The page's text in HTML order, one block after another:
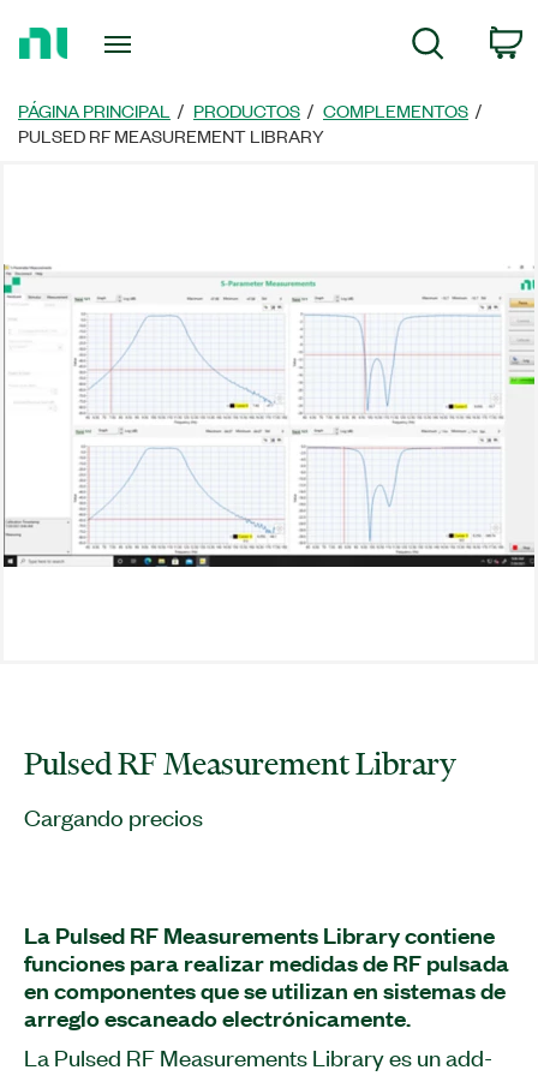
página
principal
Búsqueda
PÁGINA PRINCIPAL PRODUCTOS
COMPLEMENTOS
PULSED RF MEASUREMENT LIBRARY
Pulsed RF Measurement Library
Cargando precios
La Pulsed RF Measurements Library contiene
funciones para realizar medidas de RF pulsada
en componentes que se utilizan en sistemas de
arreglo escaneado electrónicamente.
La Pulsed RF Measurements Library es un add-